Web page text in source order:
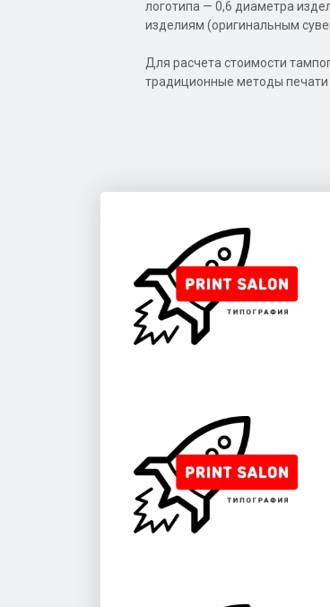
логотипа — 0,6 диаметра
изделиям (оригинальным
Для расчета стоимости
традиционные методы